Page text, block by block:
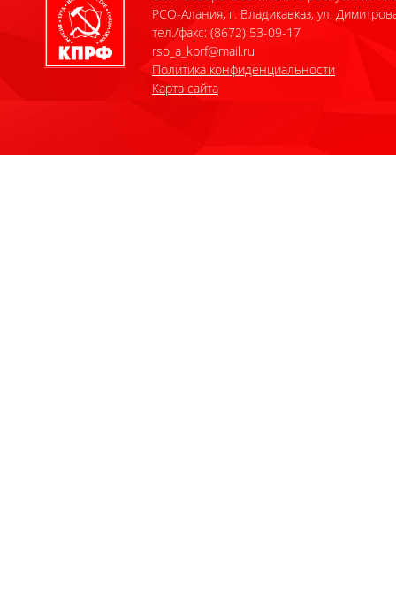
РСО-Алания, г. Владикавказ, ул.
тел./факс: (8672) 53-09-17
rso_a_kprf@mail.ru
Политика конфиденциальности
Карта сайта